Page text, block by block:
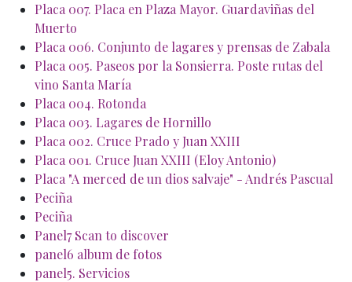
Placa 007. Placa en Plaza Mayor. Guardaviñas del
Muerto
Placa 006. Conjunto de lagares y prensas de Zabala
Placa 005. Paseos por la Sonsierra. Poste rutas del
vino Santa María
Placa 004. Rotonda
Placa 003. Lagares de Hornillo
Placa 002. Cruce Prado y Juan XXIII
Placa 001. Cruce Juan XXIII (Eloy Antonio)
Placa "A merced de un dios salvaje" - Andrés Pascual
Peciña
Peciña
Panel7 Scan to discover
panel6 album de fotos
panel5. Servicios